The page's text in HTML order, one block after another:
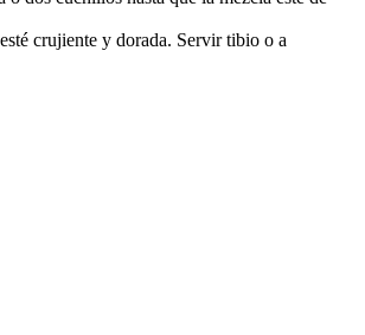
crujiente y dorada. Servir tibio o a